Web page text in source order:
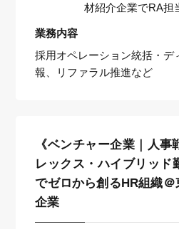
材紹介企業でRA担
業務内容
採用オペレーション統括・デ
報、リファラル推進など
《ベンチャー企業｜人
レックス・ハイブリッド
でゼロから創るHR組織
企業